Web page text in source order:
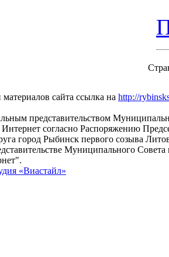
сайта ссылка на http://
представительством
согласно Распоряжению
город Рыбинск первого созыва
Муниципального Совета
«Виастайл»